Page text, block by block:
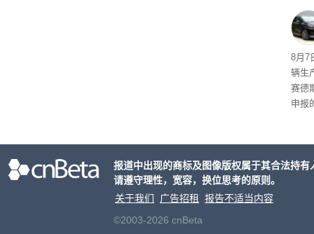
8月7
辆生
赛德
申报
2mm
报道中出现的商标及图像版权属于其合法持
请遵守理性，宽容，换位思考的原则。
关于我们
广告招租
报告不适当内容
©2003-2026 cnBeta